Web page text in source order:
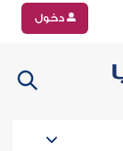
دخول